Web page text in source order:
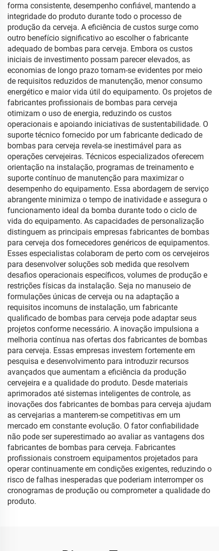
forma consistente, desempenho confiável, mantendo a
integridade do produto durante todo o processo de
produção da cerveja. A eficiência de custos surge como
outro benefício significativo ao escolher o fabricante
adequado de bombas para cerveja. Embora os custos
iniciais de investimento possam parecer elevados, as
economias de longo prazo tornam-se evidentes por meio
de requisitos reduzidos de manutenção, menor consumo
energético e maior vida útil do equipamento. Os projetos de
fabricantes profissionais de bombas para cerveja
otimizam o uso de energia, reduzindo os custos
operacionais e apoiando iniciativas de sustentabilidade. O
suporte técnico fornecido por um fabricante dedicado de
bombas para cerveja revela-se inestimável para as
operações cervejeiras. Técnicos especializados oferecem
orientação na instalação, programas de treinamento e
suporte contínuo de manutenção para maximizar o
desempenho do equipamento. Essa abordagem de serviço
abrangente minimiza o tempo de inatividade e assegura o
funcionamento ideal da bomba durante todo o ciclo de
vida do equipamento. As capacidades de personalização
distinguem as principais empresas fabricantes de bombas
para cerveja dos fornecedores genéricos de equipamentos.
Esses especialistas colaboram de perto com os cervejeiros
para desenvolver soluções sob medida que resolvem
desafios operacionais específicos, volumes de produção e
restrições físicas da instalação. Seja no manuseio de
formulações únicas de cerveja ou na adaptação a
requisitos incomuns de instalação, um fabricante
qualificado de bombas para cerveja pode adaptar seus
projetos conforme necessário. A inovação impulsiona a
melhoria contínua nas ofertas dos fabricantes de bombas
para cerveja. Essas empresas investem fortemente em
pesquisa e desenvolvimento para introduzir recursos
avançados que aumentam a eficiência da produção
cervejeira e a qualidade do produto. Desde materiais
aprimorados até sistemas inteligentes de controle, as
inovações dos fabricantes de bombas para cerveja ajudam
as cervejarias a manterem-se competitivas em um
mercado em constante evolução. O fator confiabilidade
não pode ser superestimado ao avaliar as vantagens dos
fabricantes de bombas para cerveja. Fabricantes
profissionais constroem equipamentos projetados para
operar continuamente em condições exigentes, reduzindo o
risco de falhas inesperadas que poderiam interromper os
cronogramas de produção ou comprometer a qualidade do
produto.